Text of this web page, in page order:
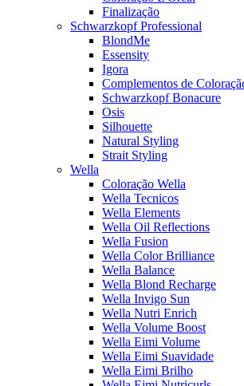
Finalização
Schwarzkopf Professional
BlondMe
Essensity
Igora
Complementos de
Schwarzkopf Bonacure
Osis
Silhouette
Natural Styling
Strait Styling
Wella
Coloração Wella
Wella Tecnicos
Wella Elements
Wella Oil Reflections
Wella Fusion
Wella Color Brilliance
Wella Balance
Wella Blond Recharge
Wella Invigo Sun
Wella Nutri Enrich
Wella Volume Boost
Wella Eimi Volume
Wella Eimi Suavidade
Wella Eimi Brilho